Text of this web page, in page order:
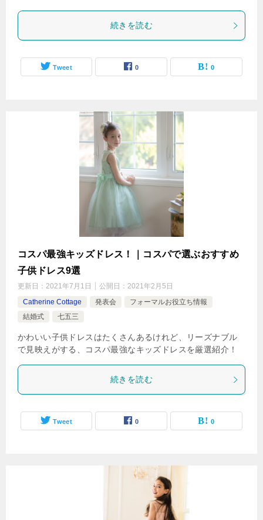
続きを読む
Tweet 0 0
コスパ最強キッズドレス！｜コスパで選ぶおすすめ
子供ドレス9選
更新日： 2021年7月1日 公開日： 2021年2月5日
Catherine Cottage
発表会
フォーマルお役立ち情報
結婚式
七五三
かわいい子供ドレスはたくさんあるけれど、リーズナブル
で見映えがする、コスパ最強なキッズドレスを厳選紹介！
続きを読む
Tweet 0 0